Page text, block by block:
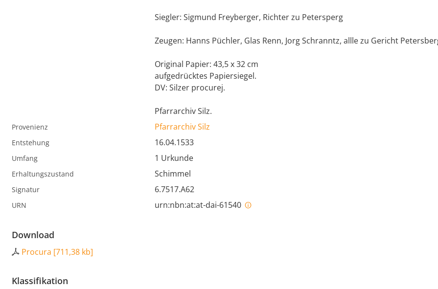
Siegler: Sigmund Freyberger, Richter zu Petersperg
Zeugen: Hanns Püchler, Glas Renn, Jorg Schranntz, allle zu Gericht
Original Papier: 43,5 x 32 cm
aufgedrücktes Papiersiegel.
DV: Silzer procurej.
Pfarrarchiv Silz.
Provenienz Pfarrarchiv Silz
Entstehung 16.04.1533
Umfang 1 Urkunde
Erhaltungszustand Schimmel
Signatur 6.7517.A62
URN urn:nbn:at:at-dai-61540
Download
Procura [711,38 kb]
Klassifikation